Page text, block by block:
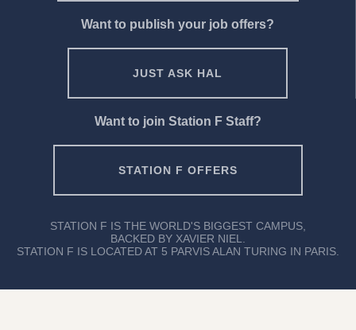
Want to publish your job offers?
JUST ASK HAL
Want to join Station F Staff?
STATION F OFFERS
STATION F IS THE WORLD'S BIGGEST CAMPUS,
BACKED BY XAVIER NIEL.
STATION F IS LOCATED AT 5 PARVIS ALAN TURING IN PARIS.